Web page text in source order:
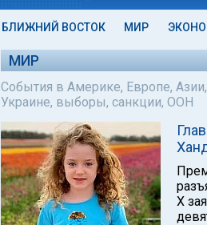
БЛИЖНИЙ ВОСТОК МИР
МИР
События в Америке, Европе,
Украине, выборы, санкции, ООН
Х